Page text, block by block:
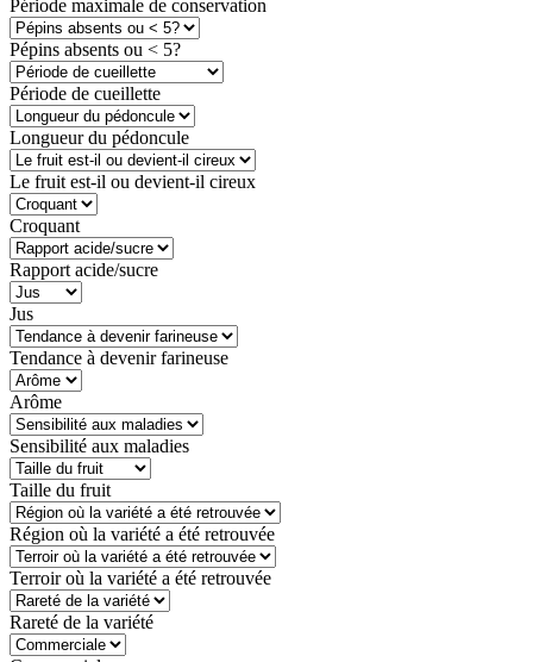
Période maximale de conservation
Pépins absents ou < 5?
Période de cueillette
Longueur du pédoncule
Le fruit est-il ou devient-il cireux
Croquant
Rapport acide/sucre
Jus
Tendance à devenir farineuse
Arôme
Sensibilité aux maladies
Taille du fruit
Région où la variété a été retrouvée
Terroir où la variété a été retrouvée
Rareté de la variété